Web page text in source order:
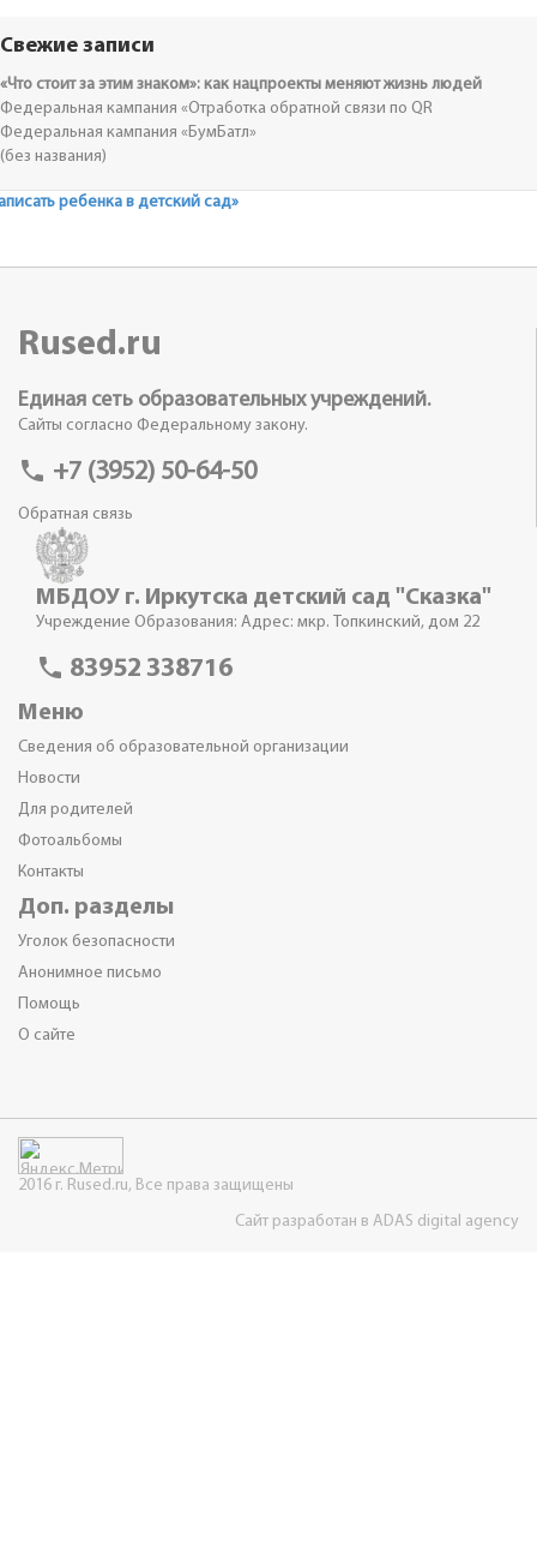
Свежие записи
«Что стоит за этим знаком»: как нацпроекты меняют жизнь людей
Федеральная кампания «Отработка обратной связи по QR
Федеральная кампания «БумБатл»
(без названия)
ребенка в детский сад»
Rused.ru
Единая сеть образовательных учреждений.
Сайты согласно Федеральному закону.
phone +7 (3952) 50-64-50
Обратная связь
МБДОУ г. Иркутска детский сад "Сказка"
Учреждение Образования: Адрес: мкр. Топкинский, дом 22
phone 83952 338716
Меню
Сведения об образовательной организации
Новости
Для родителей
Фотоальбомы
Контакты
Доп. разделы
Уголок безопасности
Анонимное письмо
Помощь
О сайте
2016 г. Rused.ru, Все права защищены
Сайт разработан в ADAS digital agency